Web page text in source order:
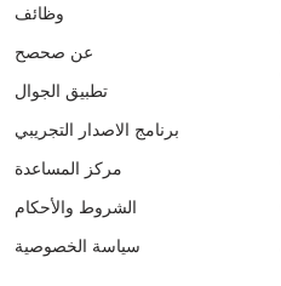
وظائف
عن صحصح
تطبيق الجوال
برنامج الاصدار التجريبي
مركز المساعدة
الشروط والأحكام
سياسة الخصوصية